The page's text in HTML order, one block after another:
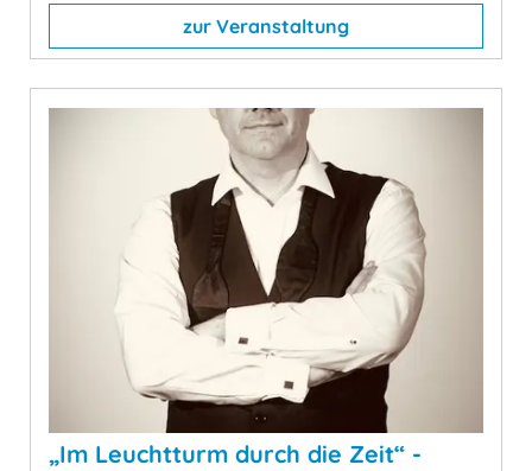
zur Veranstaltung
„Im Leuchtturm durch die Zeit“ -